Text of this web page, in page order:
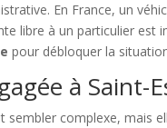
En France, un
libre à un particulier est
pour débloquer la
à Saint-
sembler complexe, mais